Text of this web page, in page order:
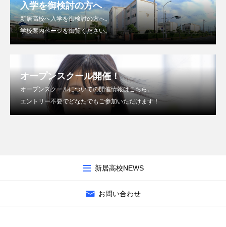
入学を御検討の方へ
新居高校へ入学を御検討の方へ。
学校案内ページを御覧ください。
オープンスクール開催！
オープンスクールについての開催情報はこちら。
エントリー不要でどなたでもご参加いただけます！
新居高校NEWS
お問い合わせ